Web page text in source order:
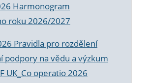
Harmonogram
roku 2026/2027
Pravidla pro rozdělení
podpory na vědu a výzkum
UK_Co operatio 2026